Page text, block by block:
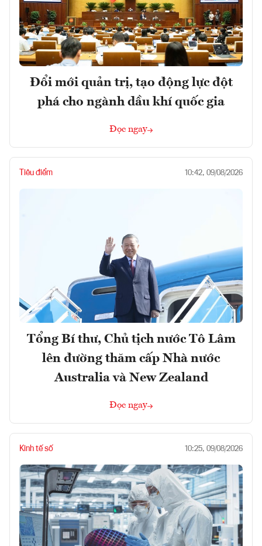
Đổi mới quản trị, tạo động lực đột
phá cho ngành dầu khí quốc gia
Đọc ngay
Tiêu điểm 10:42, 09/08/2026
Tổng Bí thư, Chủ tịch nước Tô Lâm
lên đường thăm cấp Nhà nước
Australia và New Zealand
Đọc ngay
Kinh tế số 10:25, 09/08/2026